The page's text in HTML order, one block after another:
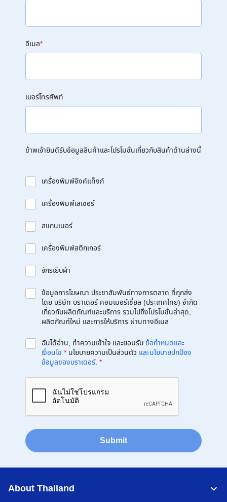
อีเมล*
เบอร์โทรศัพท์
ข้าพเจ้ายินดีรับข้อมูลสินค้าและโปรโมชั่นเกี่ยวกับสินค้าด้านล่างนี้
:
เครื่องพิมพ์อิงค์แท็งก์
เครื่องพิมพ์เลเซอร์
สแกนเนอร์
เครื่องพิมพ์สติกเกอร์
จักรเย็บผ้า
ข้อมูลการโฆษณา ประชาสัมพันธ์ทางการตลาด ที่ถูกส่ง
โดย บริษัท บราเดอร์ คอมเมอร์เชี่ยล (ประเทศไทย) จำกัด
เกี่ยวกับผลิตภัณฑ์และบริการ รวมไปถึงโปรโมชั่นล่าสุด,
ผลิตภัณฑ์ใหม่ และการให้บริการ ผ่านทางอีเมล
ฉันได้อ่าน, ทำความเข้าใจ และยอมรับข้อกำหนดและ
เงื่อนไข * นโยบายความเป็นส่วนตัว และนโยบายปกป้อง
ข้อมูลของบราเดอร์. *
Submit
About Thailand